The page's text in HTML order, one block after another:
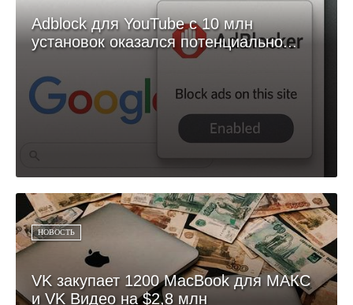
Adblock для YouTube с 10 млн
установок оказался потенциально...
НОВОСТЬ
VK закупает 1200 MacBook для МАКС
и VK Видео на $2,8 млн